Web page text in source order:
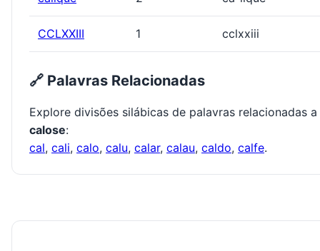
CCLXXIII 1 cclxxiii
🔗 Palavras Relacionadas
Explore divisões silábicas de palavras relacionadas a
calose:
cal, cali, calo, calu, calar, calau, caldo, calfe.